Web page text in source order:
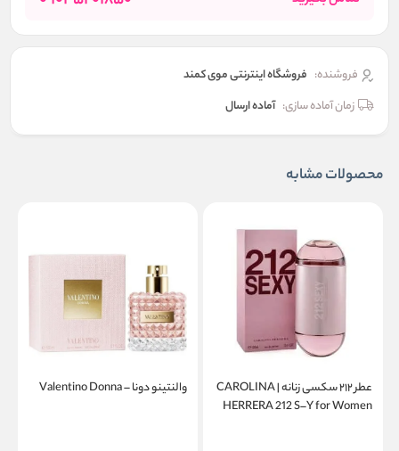
فروشنده: فروشگاه اینترنتی موی کمند
زمان آماده سازی: آماده ارسال
محصولات مشابه
عطر ۲۱۲ سکسی زنانه | CAROLINA
HERRERA 212 S–Y for Women
والنتینو دونا – Valentino Donna